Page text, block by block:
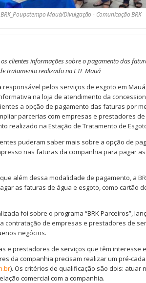
Mauá/Divulgação - Comunicação BRK
clientes informações sobre o pagamento das
tratamento realizado na ETE Mauá
responsável pelos serviços de esgoto em
na loja de atendimento da
a opção de pagamento das faturas por
parcerias com empresas e prestadores
realizado na Estação de Tratamento de
puderam saber mais sobre a opção de
nas faturas da companhia para pagar
além dessa modalidade de pagamento, a
as faturas de água e esgoto, como cartão
foi sobre o programa “BRK Parceiros”,
contratação de empresas e prestadores de
negócios.
e prestadores de serviços que têm interesse
da companhia precisam realizar um pré-
). Os critérios de qualificação são dois: atuar
comercial com a companhia.